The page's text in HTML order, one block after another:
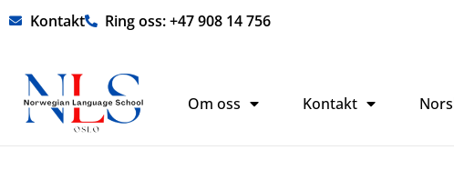
Hopp
innholdet
Kontakt Ring oss: +47 908 14 756
Om oss Kontakt